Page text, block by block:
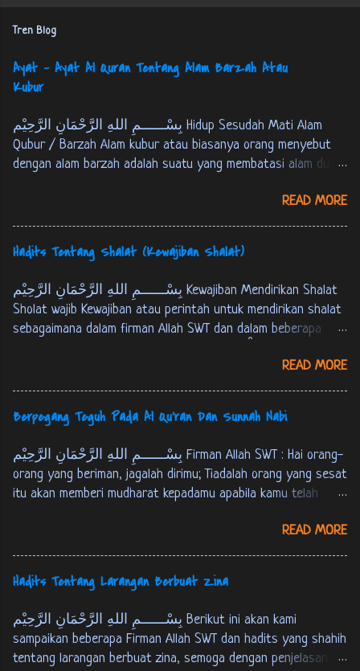
Tren Blog
Ayat - Ayat Al Quran Tentang Alam Barzah Atau
Kubur
بِسْــــــمِ اللهِ الرَّحْمَانِ الرَّحِيْم Hidup Sesudah Mati Alam
Qubur / Barzah Alam kubur atau biasanya orang menyebut
dengan alam barzah adalah suatu yang membatasi alam dunia
berada pada alam kubur atau alam barzah, yaitu masa
setelah manusia mati sampai hari kiamat atau tempat
persinggahan pertama menuju akherat. Berikut ini Firman
Allah SWT tentang alam kubur : كُلُّ نَفْسٍ ذَائِقَةُ اْلمَوْتِ، وَ
نَبْلُوْكُمْ بِالشَّرّ وَ اْلخَيْرِ فِتْنَةً، وَ اِلَيْنَا تُرْجَعُوْنَ. الانبياء:35 Tiap-
tiap yang berjiwa akan merasakan mati. Kami akan menguji
kamu dengan keburukan dan kebaikan sebagai cobaan (yang
sebenar-benarnya). Dan hanya kepada Kamilah kamu
READ MORE
Hadits Tentang Shalat (Kewajiban Shalat)
بِسْــــــمِ اللهِ الرَّحْمَانِ الرَّحِيْم Kewajiban Mendirikan Shalat
Sholat wajib Kewajiban atau perintah untuk mendirikan shalat
sebagaimana dalam firman Allah SWT dan dalam beberapa
14] فَاَقِيْمُوا الصَّلوةَ، اِنَّ الصَّلوةَ كَانَتْ عَلَى اْلمُؤْمِنِيْنَ كِتَابًا
shalat itu adalah kewajiban yang telah ditentukan waktunya
atas orang-orang yang beriman. [QS. An-Nisaa' : 103] عَنْ عَبْدِ
اللهِ بْنِ عُمَرَ قَالَ: قَالَ رَسُوْلُ اللهِ ص: بُنِيَ اْلاِسْلاَمُ عَلَى
خَمْسٍ: شَهَادَةِ اَنْ لاَ اِلهَ اِلاَّ اللهُ وَ اَنَّ مُحَمَّدًا رَسُوْلُ اللهِ، وَ
اِقَامِ الصَّلاَةِ، وَ اِيْتَاءِ الزَّكَاةِ، وَ حَجّ اْلبَيْتِ وَ صَوْمِ رَمَضَانَ.
“Islam itu terd...
READ MORE
Berpegang Teguh Pada Al Qu'ran Dan Sunnah Nabi
بِسْــــــمِ اللهِ الرَّحْمَانِ الرَّحِيْم Firman Allah SWT : Hai orang-
orang yang beriman, jagalah dirimu; Tiadalah orang yang sesat
itu akan memberi mudharat kepadamu apabila kamu telah
semuanya, Maka Dia akan menerangkan kepadamu apa yang
telah kamu kerjakan. [QS. Al-Maaidah : 105] [*] Maksudnya:
kesesatan orang lain itu tidak akan memberi mudharat
kepadamu, Asal kamu telah mendapat petunjuk. tapi tidaklah
berarti bahwa orang tidak disuruh berbuat yang ma'ruf dan
mencegah dari yang munkar. Hadits Rasulullah SAW Dari Abu
Umayyah Asy-Sya’baniy, ia berkata : Saya pernah bertanya
kepada Abu Tsa’labah Al-Khusyaniy, aku bertanya, “Hai Abu
READ MORE
Hadits Tentang Larangan Berbuat Zina
بِسْــــــمِ اللهِ الرَّحْمَانِ الرَّحِيْم Berikut ini akan kami
sampaikan beberapa Firman Allah SWT dan hadits yang shahih
tentang larangan berbuat zina, semoga dengan penjelasan ini